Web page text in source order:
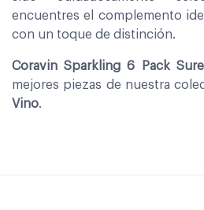
encuentres el complemento
con un toque de distinción.
Coravin Sparkling 6 Pack Sure
mejores piezas de nuestra
Vino.